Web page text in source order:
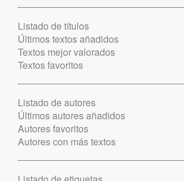
Listado de títulos
Últimos textos añadidos
Textos mejor valorados
Textos favoritos
Listado de autores
Últimos autores añadidos
Autores favoritos
Autores con más textos